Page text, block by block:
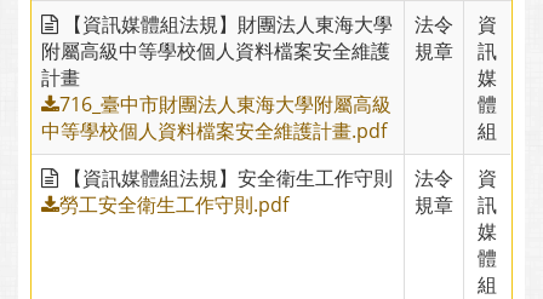
【資訊媒體組法規】財團法人東海大學
附屬高級中等學校個人資料檔案安全維護
計畫
716_臺中市財團法人東海大學附屬高級
中等學校個人資料檔案安全維護計畫.pdf
法令
規章
資
訊
媒
體
組
【資訊媒體組法規】安全衛生工作守則
勞工安全衛生工作守則.pdf
法令
規章
資
訊
媒
體
組